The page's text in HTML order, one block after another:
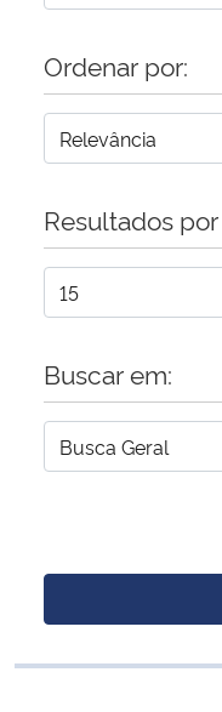
Ordenar por:
Resultados
Buscar em: